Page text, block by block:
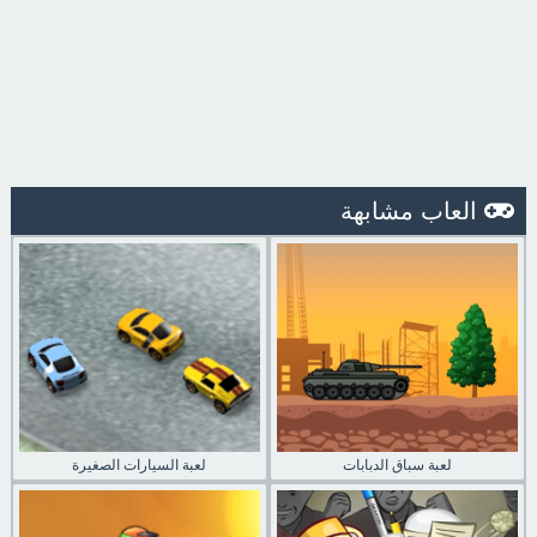
العاب مشابهة
لعبة السيارات الصغيرة لعبة سباق الدبابات